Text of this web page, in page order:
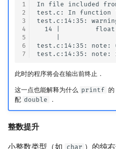
1
2
3
4
5
6
7
In file included
test.c: In
test.c:14:35:
14 |
|
test.c:14:35: note:
此时的程序将会在输出前终止．
这一点也能解释为什么 printf 的
配 double ．
整数提升
小整数类型（如 ）的纯